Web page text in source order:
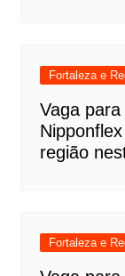
Fortaleza e
Vaga
região
Fortaleza e